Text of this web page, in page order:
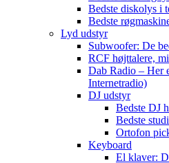
Bedste diskolys i
Bedste
Lyd udstyr
Subwoofer: De
RCF højttalere,
Dab Radio – Her
Internetradio)
DJ udstyr
Bedste DJ
Bedste
Ortofon
Keyboard
El klaver: